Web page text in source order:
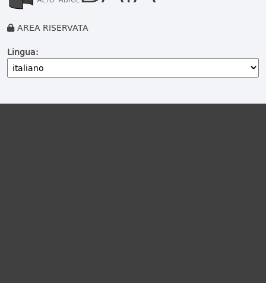
AREA RISERVATA
Lingua